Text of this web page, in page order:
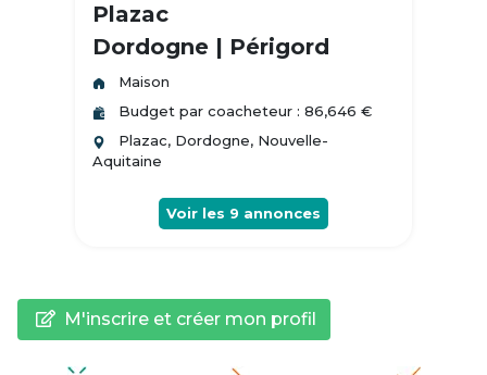
Plazac
Dordogne | Périgord
Maison
Budget par coacheteur : 86,646 €
Plazac, Dordogne, Nouvelle-
Aquitaine
Voir les 9 annonces
M'inscrire et créer mon profil